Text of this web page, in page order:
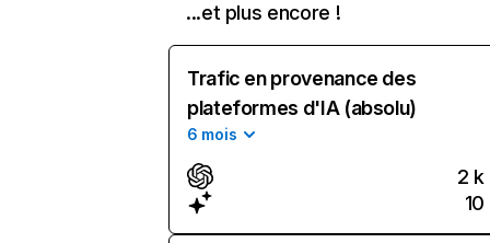
...et plus encore !
Trafic en provenance des
plateformes d'IA (absolu)
6 mois
2 k
10